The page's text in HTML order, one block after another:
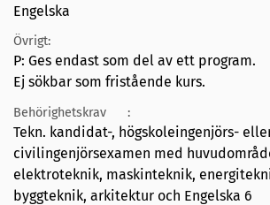
Engelska
Övrigt:
P: Ges endast som del av ett program.
Ej sökbar som fristående kurs.
Behörighetskrav :
Tekn. kandidat-, högskoleingenjörs-
civilingenjörsexamen med
elektroteknik, maskinteknik,
byggteknik, arkitektur och Engelska 6